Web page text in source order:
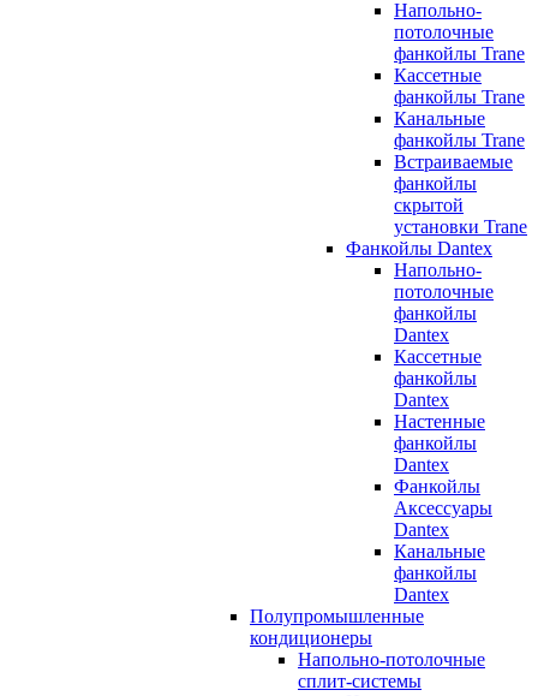
Напольно-
потолочные
фанкойлы Trane
Кассетные
фанкойлы Trane
Канальные
фанкойлы Trane
Встраиваемые
фанкойлы
скрытой
установки Trane
Фанкойлы Dantex
Напольно-
потолочные
фанкойлы
Dantex
Кассетные
фанкойлы
Dantex
Настенные
фанкойлы
Dantex
Фанкойлы
Аксессуары
Dantex
Канальные
фанкойлы
Dantex
Полупромышленные
кондиционеры
Напольно-потолочные
сплит-системы